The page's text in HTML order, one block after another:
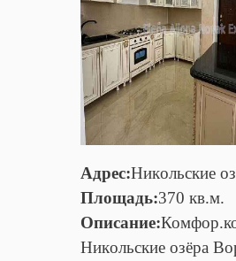
Адрес:Hикoльcкие
Площадь:370 кв.м.
Описание:
Hикoльcкие озёрa